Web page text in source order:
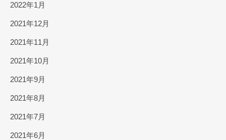
2022年1月
2021年12月
2021年11月
2021年10月
2021年9月
2021年8月
2021年7月
2021年6月